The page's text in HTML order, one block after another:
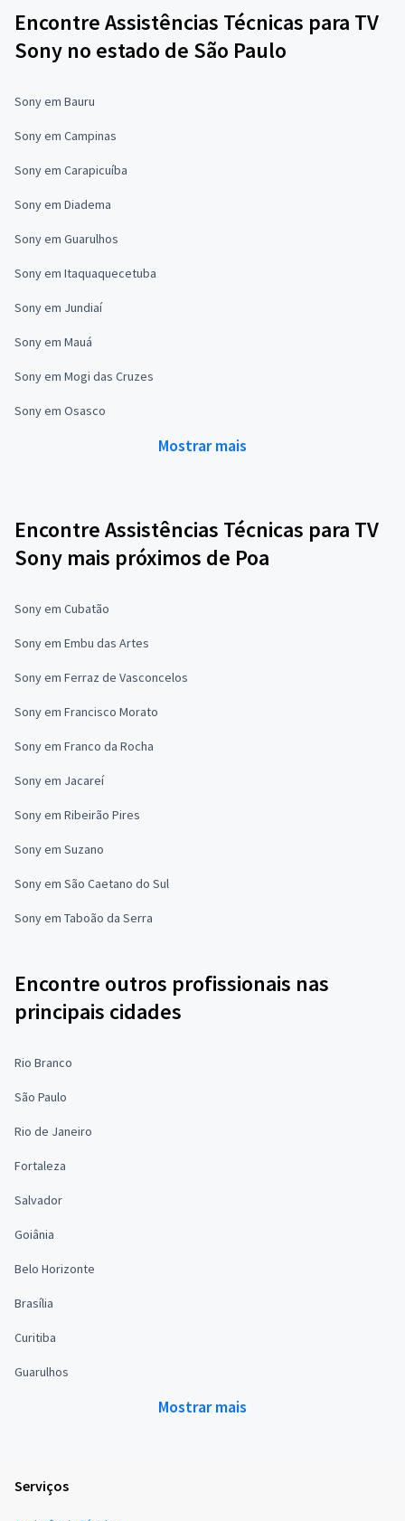
Encontre Assistências Técnicas para TV
Sony no estado de São Paulo
Sony em Bauru
Sony em Campinas
Sony em Carapicuíba
Sony em Diadema
Sony em Guarulhos
Sony em Itaquaquecetuba
Sony em Jundiaí
Sony em Mauá
Sony em Mogi das Cruzes
Sony em Osasco
Mostrar mais
Encontre Assistências Técnicas para TV
Sony mais próximos de Poa
Sony em Cubatão
Sony em Embu das Artes
Sony em Ferraz de Vasconcelos
Sony em Francisco Morato
Sony em Franco da Rocha
Sony em Jacareí
Sony em Ribeirão Pires
Sony em Suzano
Sony em São Caetano do Sul
Sony em Taboão da Serra
Encontre outros profissionais nas
principais cidades
Rio Branco
São Paulo
Rio de Janeiro
Fortaleza
Salvador
Goiânia
Belo Horizonte
Brasília
Curitiba
Guarulhos
Mostrar mais
Serviços